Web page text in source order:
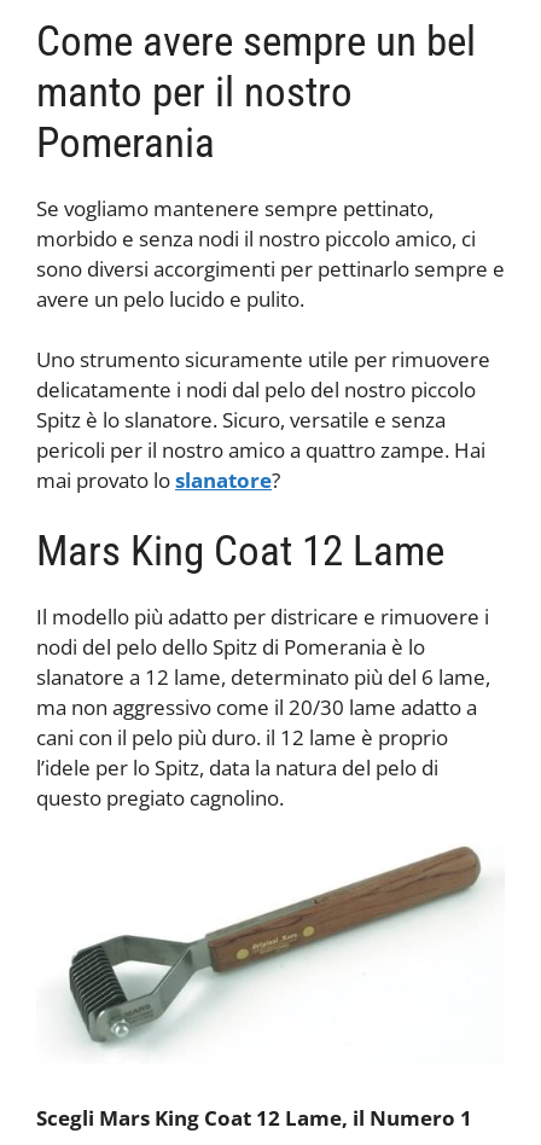
Come avere sempre un bel
manto per il nostro
Pomerania
Se vogliamo mantenere sempre pettinato,
morbido e senza nodi il nostro piccolo amico, ci
sono diversi accorgimenti per pettinarlo sempre e
avere un pelo lucido e pulito.
Uno strumento sicuramente utile per rimuovere
delicatamente i nodi dal pelo del nostro piccolo
Spitz è lo slanatore. Sicuro, versatile e senza
pericoli per il nostro amico a quattro zampe. Hai
mai provato loslanatore?
Mars King Coat 12 Lame
Il modello più adatto per districare e rimuovere i
nodi del pelo dello Spitz di Pomerania è lo
slanatore a 12 lame, determinato più del 6 lame,
ma non aggressivo come il 20/30 lame adatto a
cani con il pelo più duro. il 12 lame è proprio
l’idele per lo Spitz, data la natura del pelo di
questo pregiato cagnolino.
Scegli Mars King Coat 12 Lame, il Numero 1